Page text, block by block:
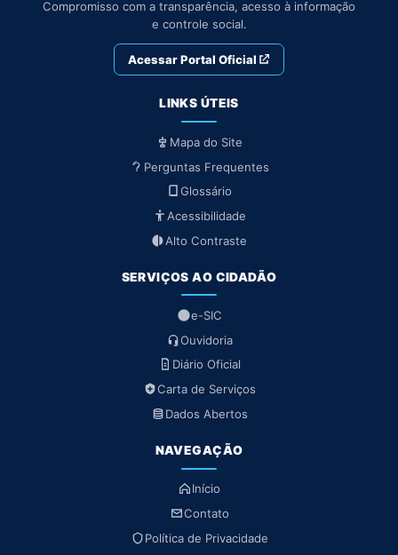
Compromisso com a transparência, acesso à informação
e controle social.
Acessar Portal Oficial
LINKS ÚTEIS
Mapa do Site
Perguntas Frequentes
Glossário
Acessibilidade
Alto Contraste
SERVIÇOS AO CIDADÃO
e-SIC
Ouvidoria
Diário Oficial
Carta de Serviços
Dados Abertos
NAVEGAÇÃO
Início
Contato
Política de Privacidade